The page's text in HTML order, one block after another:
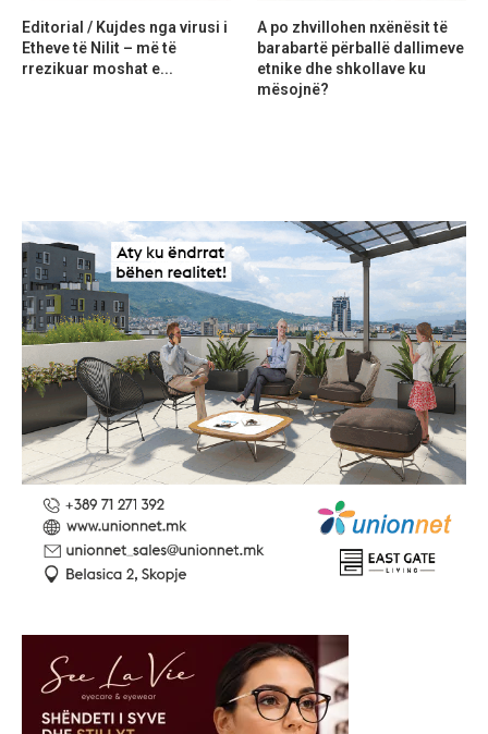
Editorial / Kujdes nga virusi i
Etheve të Nilit – më të
rrezikuar moshat e...
A po zhvillohen nxënësit të
barabartë përballë dallimeve
etnike dhe shkollave ku
mësojnë?